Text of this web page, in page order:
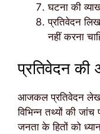
घटना की
प्रतिवेदन
नहीं करना
प्रतिवेदन की
आजकल प्रतिवेदन लेखन
विभिन्न तथ्यों की
जनता के हितों को